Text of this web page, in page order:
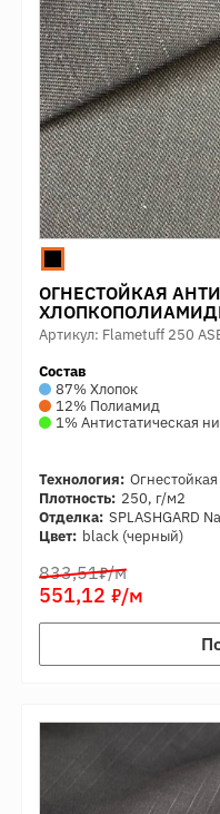
ОГНЕСТОЙКАЯ
Артикул: Flametuff 250
Состав
87% Хлопок
12% Полиамид
1% Антистатическая
Технология: Огнестойкая
Плотность: 250, г/м2
Отделка: SPLASHGARD
Цвет: black (черный)
551,12 7/м
833,517/м